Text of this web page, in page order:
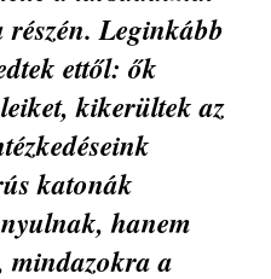
Leginkább
ettől: ők
kikerültek az
katonák
hanem
mindazokra a